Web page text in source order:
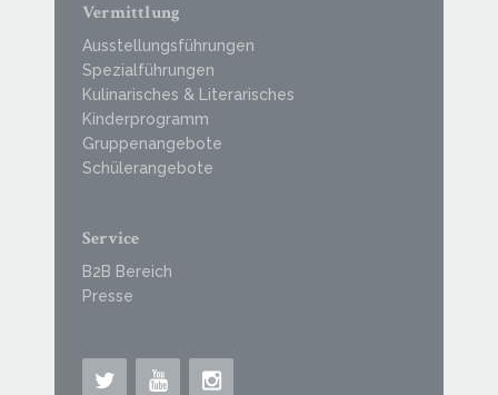
Vermittlung
Ausstellungsführungen
Spezialführungen
Kulinarisches & Literarisches
Kinderprogramm
Gruppenangebote
Schülerangebote
Service
B2B Bereich
Presse